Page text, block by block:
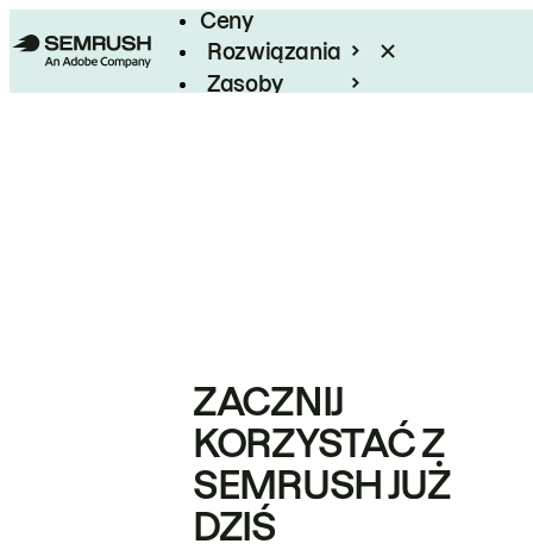
Ceny
Rozwiązania
Zasoby
ZACZNIJ
KORZYSTAĆ Z
SEMRUSH JUŻ
DZIŚ